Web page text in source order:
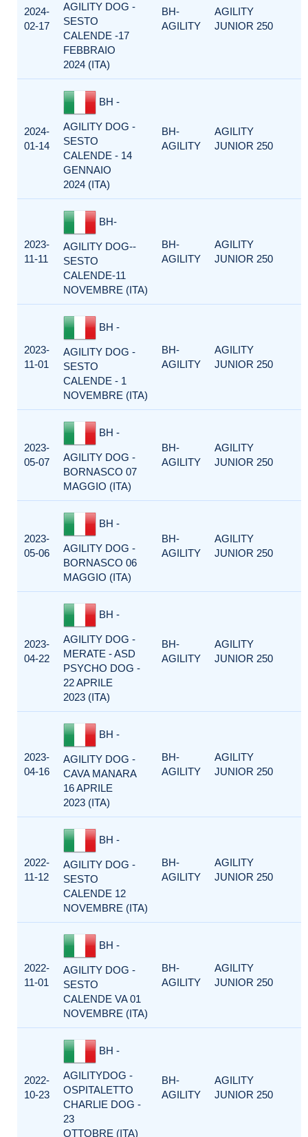
2024-
02-17
AGILITY DOG -
SESTO
CALENDE -17
FEBBRAIO
2024 (ITA)
BH-
AGILITY
AGILITY
JUNIOR 250
2024-
01-14
BH -
AGILITY DOG -
SESTO
CALENDE - 14
GENNAIO
2024 (ITA)
BH-
AGILITY
AGILITY
JUNIOR 250
2023-
11-11
BH-
AGILITY DOG--
SESTO
CALENDE-11
NOVEMBRE (ITA)
BH-
AGILITY
AGILITY
JUNIOR 250
2023-
11-01
BH -
AGILITY DOG -
SESTO
CALENDE - 1
NOVEMBRE (ITA)
BH-
AGILITY
AGILITY
JUNIOR 250
2023-
05-07
BH -
AGILITY DOG -
BORNASCO 07
MAGGIO (ITA)
BH-
AGILITY
AGILITY
JUNIOR 250
2023-
05-06
BH -
AGILITY DOG -
BORNASCO 06
MAGGIO (ITA)
BH-
AGILITY
AGILITY
JUNIOR 250
2023-
04-22
BH -
AGILITY DOG -
MERATE - ASD
PSYCHO DOG -
22 APRILE
2023 (ITA)
BH-
AGILITY
AGILITY
JUNIOR 250
2023-
04-16
BH -
AGILITY DOG -
CAVA MANARA
16 APRILE
2023 (ITA)
BH-
AGILITY
AGILITY
JUNIOR 250
2022-
11-12
BH -
AGILITY DOG -
SESTO
CALENDE 12
NOVEMBRE (ITA)
BH-
AGILITY
AGILITY
JUNIOR 250
2022-
11-01
BH -
AGILITY DOG -
SESTO
CALENDE VA 01
NOVEMBRE (ITA)
BH-
AGILITY
AGILITY
JUNIOR 250
2022-
10-23
BH -
AGILITYDOG -
OSPITALETTO
CHARLIE DOG -
23
OTTOBRE (ITA)
BH-
AGILITY
AGILITY
JUNIOR 250